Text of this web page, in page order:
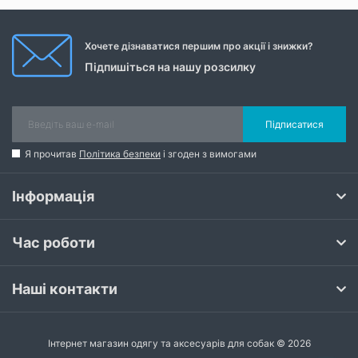
Хочете дізнаватися першим про акції і знижки?
Підпишіться на нашу розсилку
Підписатися
Я прочитав Політика безпеки і згоден з вимогами
Інформація
Час роботи
Наші контакти
Інтернет магазин одягу та аксесуарів для собак © 2026